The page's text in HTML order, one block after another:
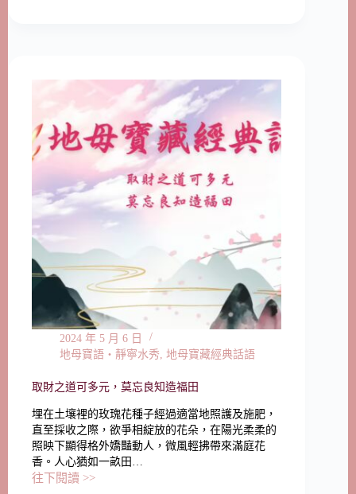
2024 年 5 月 6 日
地母寶語‧靜寧水秀 地母寶藏經典話語
取財之道可多元，莫忘良知造福田
埋在土壤裡的玫瑰花種子經過適當地照護及施肥，
直至採收之際，欲爭相綻放的花朵，在陽光柔柔的
照映下顯得格外嬌豔動人，微風輕拂帶來滿庭花
香。人心猶如一畝田…
往下閱讀 >>